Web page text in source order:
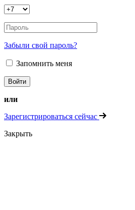
Забыли свой пароль?
Запомнить меня
или
Зарегистрироваться сейчас
Закрыть